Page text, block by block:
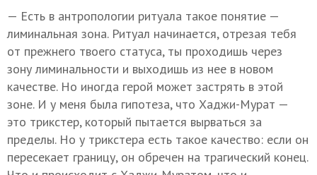
— Есть в антропологии ритуала такое понятие —
лиминальная зона. Ритуал начинается, отрезая тебя
от прежнего твоего статуса, ты проходишь через
зону лиминальности и выходишь из нее в новом
качестве. Но иногда герой может застрять в этой
зоне. И у меня была гипотеза, что Хаджи-Мурат —
это трикстер, который пытается вырваться за
пределы. Но у трикстера есть такое качество: если он
пересекает границу, он обречен на трагический конец.